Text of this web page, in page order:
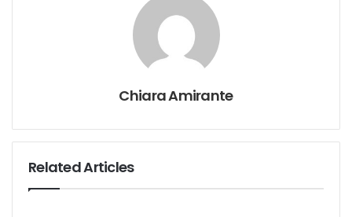
Chiara Amirante
Related Articles